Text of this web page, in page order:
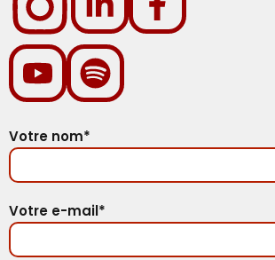
Votre nom*
Votre e-mail*